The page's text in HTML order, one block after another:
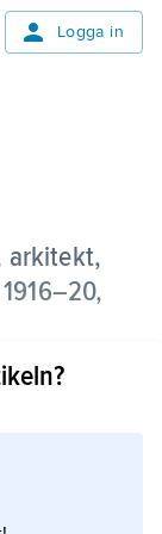
Logga in
arkitekt,
i